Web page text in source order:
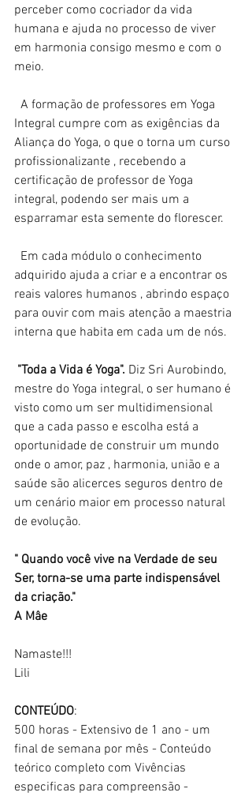
perceber como cocriador da vida
humana e ajuda no processo de viver
em harmonia consigo mesmo e com o
meio.
Integral cumpre com as exigências da
Aliança do Yoga, o que o torna um curso
profissionalizante , recebendo a
certificação de professor de Yoga
integral, podendo ser mais um a
esparramar esta semente do florescer.
adquirido ajuda a criar e a encontrar os
reais valores humanos , abrindo espaço
para ouvir com mais atenção a maestria
interna que habita em cada um de nós.
"Toda a Vida é Yoga". Diz Sri Aurobindo,
mestre do Yoga integral, o ser humano é
visto como um ser multidimensional
que a cada passo e escolha está a
oportunidade de construir um mundo
onde o amor, paz , harmonia, união e a
saúde são alicerces seguros dentro de
um cenário maior em processo natural
de evolução.
" Quando você vive na Verdade de seu
Ser, torna-se uma parte indispensável
da criação."
A Mâe
Namaste!!!
Lili
CONTEÚDO:
500 horas - Extensivo de 1 ano - um
final de semana por mês - Conteúdo
teórico completo com Vivências
especificas para compreensão -